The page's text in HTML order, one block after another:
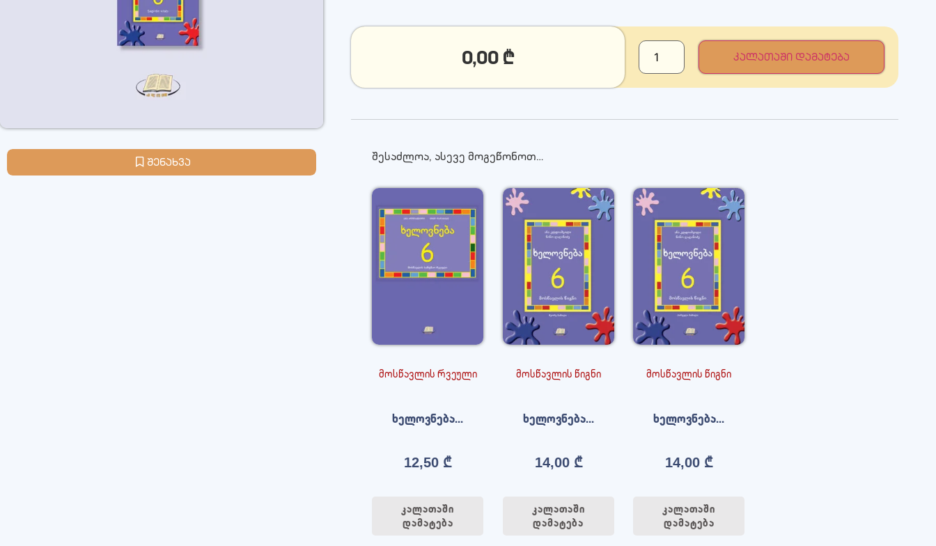
შენახვა
0,00 ₾ კალათაში დამატება
შესაძლოა, ასევე მოგეწონოთ…
მოსწავლის რვეული
ხელოვნება...
12,50 ₾
კალათაში
დამატება
მოსწავლის წიგნი
ხელოვნება...
14,00 ₾
კალათაში
დამატება
მოსწავლის წიგნი
ხელოვნება...
14,00 ₾
კალათაში
დამატება